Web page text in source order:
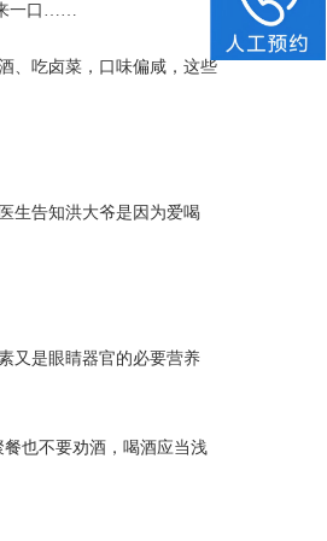
来一口……
、吃卤菜，口味偏咸，这些
生告知洪大爷是因为爱喝
又是眼睛器官的必要营养
也不要劝酒，喝酒应当浅